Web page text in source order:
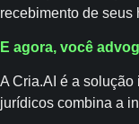
recebimento de seus
E agora, você
A Cria.AI é a
jurídicos combina a